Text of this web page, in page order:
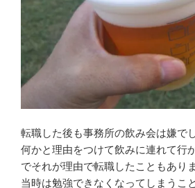
転職した後も事務所の飲み会は嫌でし
何かと理由をつけて飲みに連れて行
でそれが理由で転職したこともありま
当時は勉強できなくなってしまうこ